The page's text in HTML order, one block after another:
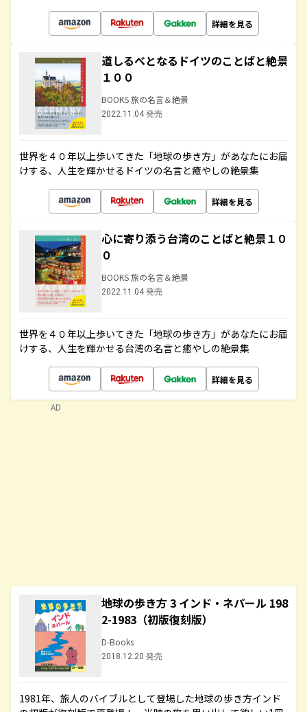
詳細を見る
道しるべとなるドイツのことばと絶景
１００
BOOKS 旅の名言＆絶景
2022.11.04 発売
世界を４０年以上歩いてきた「地球の歩き方」があなたにお届
けする、人生を輝かせるドイツの名言と癒やしの絶景集
詳細を見る
心に寄り添う台湾のことばと絶景１０
０
BOOKS 旅の名言＆絶景
2022.11.04 発売
世界を４０年以上歩いてきた「地球の歩き方」があなたにお届
けする、人生を輝かせる台湾の名言と癒やしの絶景集
詳細を見る
地球の歩き方 3 インド・ネパール 198
2-1983（初版復刻版）
D-Books
2018.12.20 発売
1981年、旅人のバイブルとして登場した地球の歩き方インド
AD